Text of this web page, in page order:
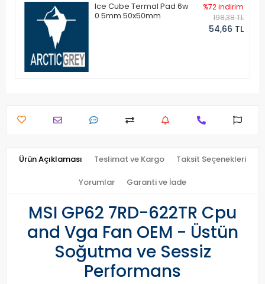
Ice Cube Termal Pad 6w
0.5mm 50x50mm
%72 indirim
198,38 TL
54,66 TL
Ürün Açıklaması Teslimat ve Kargo Taksit Seçenekleri
Yorumlar Garanti ve İade
MSI GP62 7RD-622TR Cpu
and Vga Fan OEM - Üstün
Soğutma ve Sessiz
Performans